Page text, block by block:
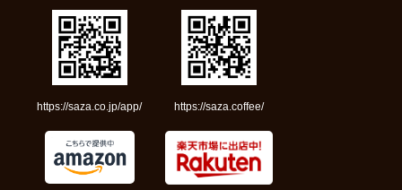
https://saza.co.jp/app/ https://saza.coffee/